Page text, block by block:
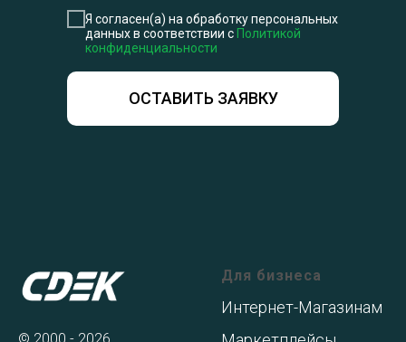
Я согласен(а) на обработку персональных
данных в соответствии с Политикой
конфиденциальности
ОСТАВИТЬ ЗАЯВКУ
Для бизнеса
Интернет-Магазинам